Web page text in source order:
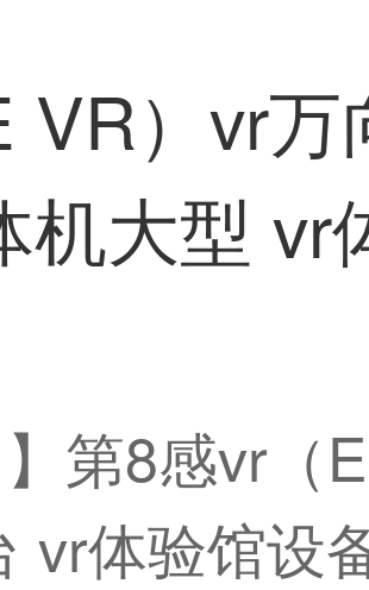
VR）vr万
大型 vr
第8感vr（
vr体验馆设